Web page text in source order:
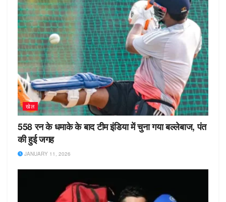
खेल
558 रन के धमाके के बाद टीम इंडिया में चुना गया बल्लेबाज, पंत
की हुई जगह
JANUARY 11, 2026